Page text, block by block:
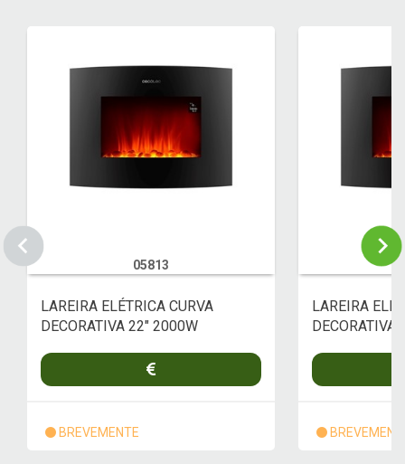
05813
LAREIRA ELÉTRICA CURVA
DECORATIVA 22" 2000W
BREVEMENTE
LAREIRA
DECORATIVA